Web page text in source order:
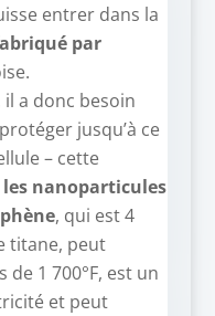
entrer dans la
par
il a donc besoin
jusqu’à ce
– cette
nanoparticules
, qui est 4
titane, peut
1 700°F, est un
et peut